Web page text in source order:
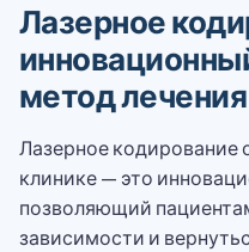
Лазерное
метод
Лазерное кодирование
клинике — это
позволяющий
зависимости и